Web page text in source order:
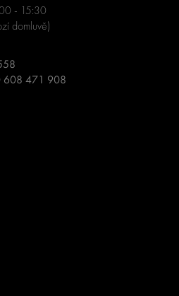
- 15:30
domluvě)
608 471 908